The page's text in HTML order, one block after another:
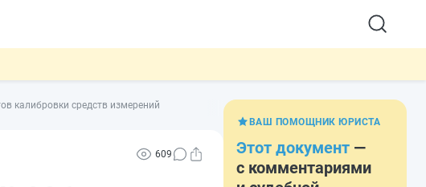
калибровки средств измерений
609
ВАШ ПОМОЩНИК ЮРИСТА
Этот документ —
с комментариями